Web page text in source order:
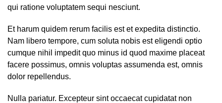
qui ratione voluptatem sequi nesciunt.
Et harum quidem rerum facilis est et expedita distinctio.
Nam libero tempore, cum soluta nobis est eligendi optio
cumque nihil impedit quo minus id quod maxime placeat
facere possimus, omnis voluptas assumenda est, omnis
dolor repellendus.
Nulla pariatur. Excepteur sint occaecat cupidatat non